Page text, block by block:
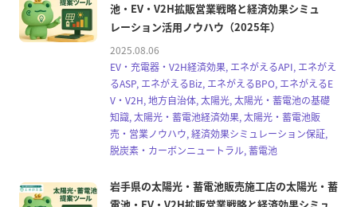
池・EV・V2H拡販営業戦略と経済効果シミュ
レーション活用ノウハウ（2025年）
2025.08.06
EV・充電器・V2H経済効果, エネがえるAPI, エネがえ
るASP, エネがえるBiz, エネがえるBPO, エネがえるE
V・V2H, 地方自治体, 太陽光, 太陽光・蓄電池の基礎
知識, 太陽光・蓄電池経済効果, 太陽光・蓄電池販
売・営業ノウハウ, 経済効果シミュレーション保証,
脱炭素・カーボンニュートラル, 蓄電池
岩手県の太陽光・蓄電池販売施工店の太陽光・蓄